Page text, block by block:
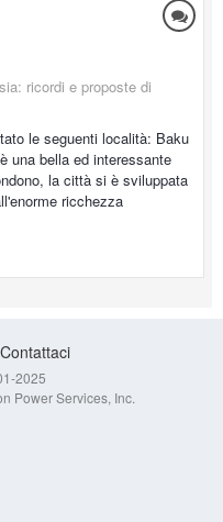
ricordi e proposte di
le seguenti località: Baku
una bella ed interessante
la città si è sviluppata
ricchezza
Contattaci
2025
Power Services, Inc.